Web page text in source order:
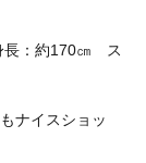
：約170㎝ ス
ナイスショッ